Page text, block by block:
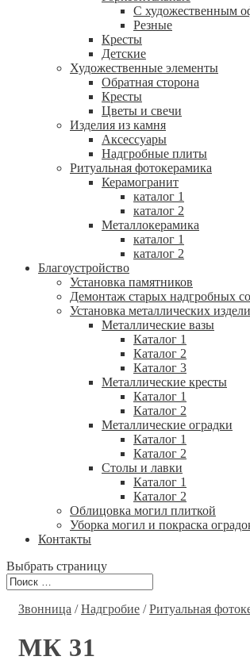
С художественным
Резные
Кресты
Детские
Художественные элементы
Обратная сторона
Кресты
Цветы и свечи
Изделия из камня
Аксессуары
Надгробные плиты
Ритуальная фотокерамика
Керамогранит
каталог 1
каталог 2
Металлокерамика
каталог 1
каталог 2
Благоустройство
Установка памятников
Демонтаж старых надгробных
Установка металлических
Металлические вазы
Каталог 1
Каталог 2
Каталог 3
Металлические кресты
Каталог 1
Каталог 2
Металлические оградки
Каталог 1
Каталог 2
Столы и лавки
Каталог 1
Каталог 2
Облицовка могил плиткой
Уборка могил и покраска
Контакты
Выбрать страницу
Звонница /Надгробие /Ритуальная
МК 31